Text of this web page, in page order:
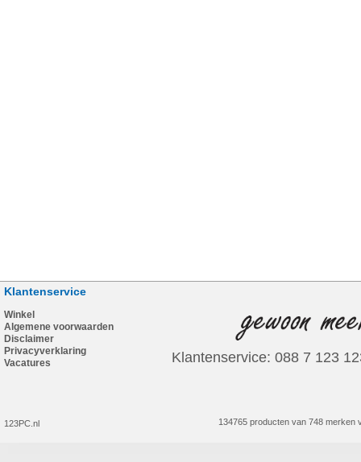
Klantenservice
Winkel
Algemene voorwaarden
Disclaimer
Privacyverklaring
Vacatures
123PC.nl
Klantenservice: 088 7 123
134765 producten van 748 merken